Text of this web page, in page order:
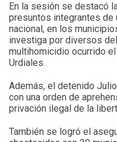
En la sesión se destacó
presuntos integrantes de
nacional, en los
investiga por diversos
multihomicidio ocurrido
Urdiales.
Además, el detenido
con una orden de
privación ilegal de la
También se logró el